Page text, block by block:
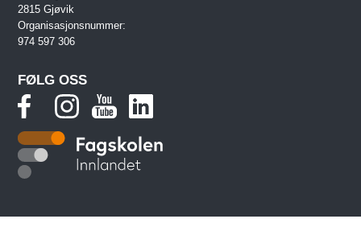
2815 Gjøvik
Organisasjonsnummer:
974 597 306
FØLG OSS